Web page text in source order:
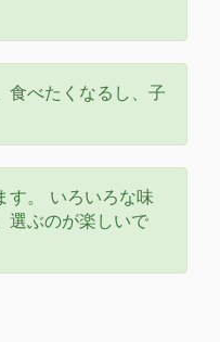
食べたくなるし、子
す。 いろいろな味
選ぶのが楽しいで